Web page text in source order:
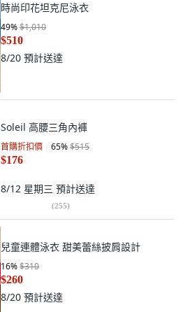
時尚印花坦克尼泳衣
49%$1,010
$510
8/20 預計送達
Soleil 高腰三角內褲
首購折扣價 65%$515
$176
8/12 星期三 預計送達
(255)
兒童連體泳衣 甜美蕾絲披肩設計
16%$310
$260
8/20 預計送達